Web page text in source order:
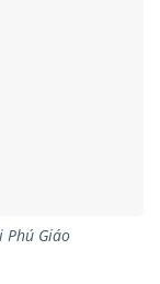
Phú Giáo